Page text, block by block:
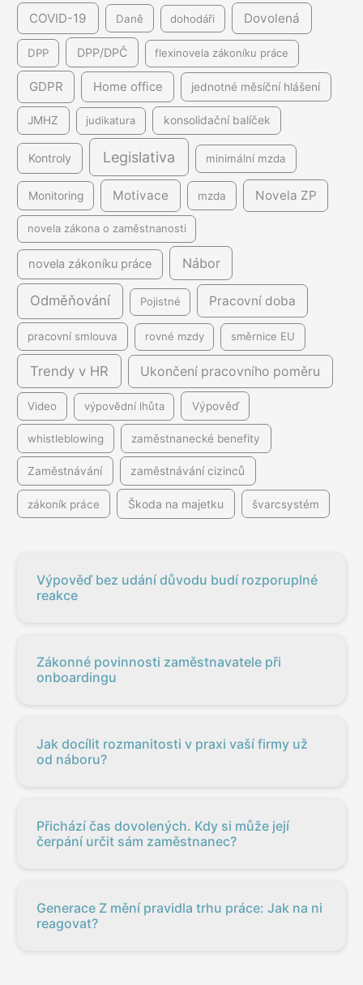
COVID-19 Daně dohodáři Dovolená
DPP DPP/DPČ flexinovela zákoníku práce
GDPR Home office jednotné měsíční hlášení
JMHZ judikatura konsolidační balíček
Kontroly Legislativa minimální mzda
Monitoring Motivace mzda Novela ZP
novela zákona o zaměstnanosti
novela zákoníku práce Nábor
Odměňování Pojistné Pracovní doba
pracovní smlouva rovné mzdy směrnice EU
Trendy v HR Ukončení pracovního poměru
Video výpovědní lhůta Výpověď
whistleblowing zaměstnanecké benefity
Zaměstnávání zaměstnávání cizinců
zákoník práce Škoda na majetku švarcsystém
Výpověď bez udání důvodu budí rozporuplné
reakce
Zákonné povinnosti zaměstnavatele při
onboardingu
Jak docílit rozmanitosti v praxi vaší firmy už
od náboru?
Přichází čas dovolených. Kdy si může její
čerpání určit sám zaměstnanec?
Generace Z mění pravidla trhu práce: Jak na ni
reagovat?